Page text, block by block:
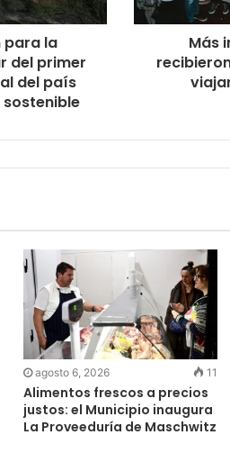
para la
del primer
del país
Más
agosto 6, 2026 11
Alimentos frescos a precios
justos: el Municipio inaugura
La Proveeduría de Maschwitz